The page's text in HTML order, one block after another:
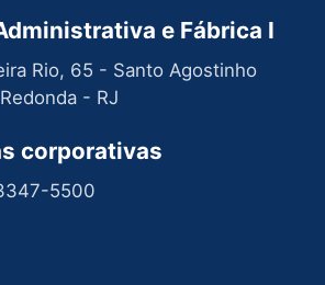
e Fábrica I
Rio, 65 - Santo Agostinho
- RJ
corporativas
5500